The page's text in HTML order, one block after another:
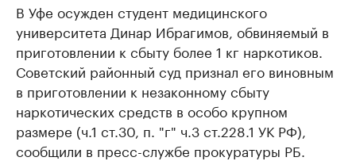
В Уфе осужден студент медицинского
университета Динар Ибрагимов, обвиняемый в
приготовлении к сбыту более 1 кг наркотиков.
Советский районный суд признал его виновным
в приготовлении к незаконному сбыту
наркотических средств в особо крупном
размере (ч.1 ст.30, п. "г" ч.3 ст.228.1 УК РФ),
сообщили в пресс-службе прокуратуры РБ.